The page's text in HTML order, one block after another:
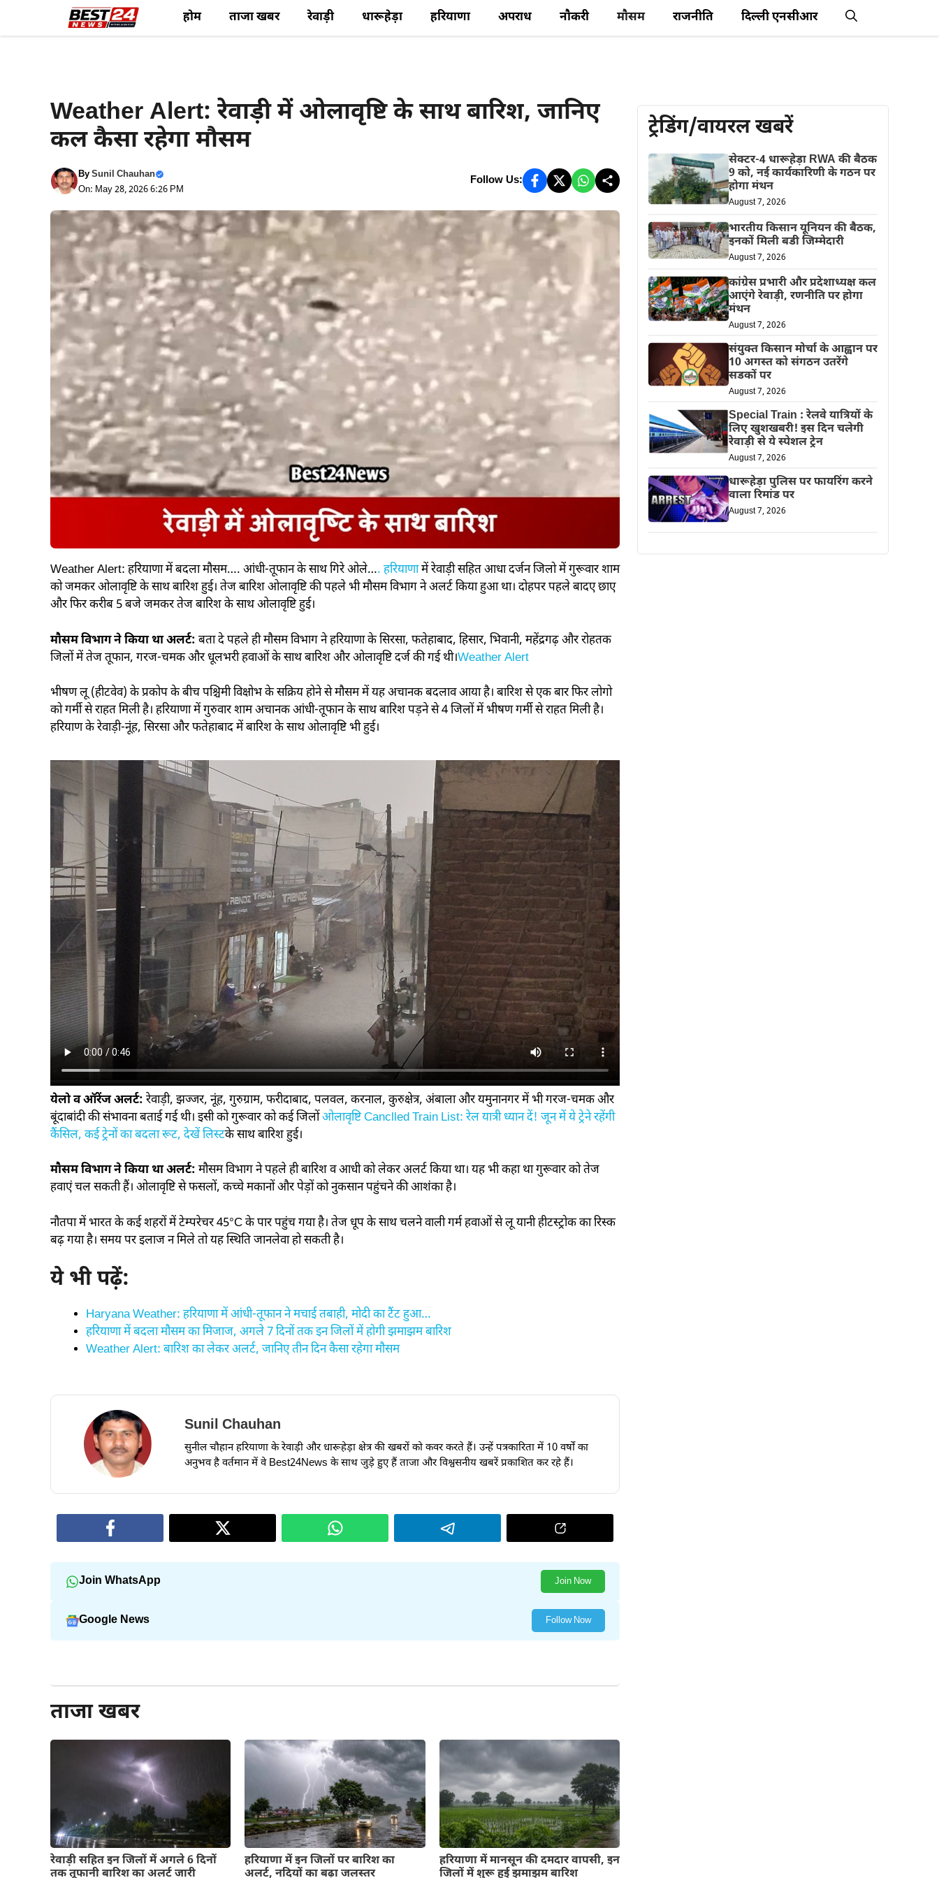
होम ताजा खबर रेवाड़ी धारूहेड़ा हरियाणा अपराध नौकरी मौसम राजनीति दिल्ली एनसीआर
Weather Alert: रेवाड़ी में ओलावृष्टि के साथ बारिश, जानिए
कल कैसा रहेगा मौसम
BySunil Chauhan
On: May 28, 2026 6:26 PM
Follow Us:
Weather Alert: हरियाणा में बदला मौसम…. आंधी-तूफान के साथ गिरे ओले…. हरियाणामें रेवाड़ी सहित आधा दर्जन जिलो में गुरूवार शाम
को जमकर ओलावृष्टि के साथ बारिश हुई। तेज बारिश ओलावृष्टि की पहले भी मौसम विभाग ने अलर्ट किया हुआ था। दोहपर पहले बादए छाए
और फिर करीब 5 बजे जमकर तेज बारिश के साथ ओलावृष्टि हुई।
मौसम विभाग ने किया था अलर्ट: बता दे पहले ही मौसम विभाग ने हरियाणा के सिरसा, फतेहाबाद, हिसार, भिवानी, महेंद्रगढ़ और रोहतक
जिलों में तेज तूफान, गरज-चमक और धूलभरी हवाओं के साथ बारिश और ओलावृष्टि दर्ज की गई थी।Weather Alert
भीषण लू (हीटवेव) के प्रकोप के बीच पश्चिमी विक्षोभ के सक्रिय होने से मौसम में यह अचानक बदलाव आया है। बारिश से एक बार फिर लोगो
को गर्मी से राहत मिली है। हरियाणा में गुरुवार शाम अचानक आंधी-तूफान के साथ बारिश पड़ने से 4 जिलों में भीषण गर्मी से राहत मिली है।
हरियाण के रेवाड़ी-नूंह, सिरसा और फतेहाबाद में बारिश के साथ ओलावृष्टि भी हुई।
येलो व ऑरेंज अलर्ट: रेवाड़ी, झज्जर, नूंह, गुरुग्राम, फरीदाबाद, पलवल, करनाल, कुरुक्षेत्र, अंबाला और यमुनानगर में भी गरज-चमक और
बूंदाबांदी की संभावना बताई गई थी। इसी को गुरूवार को कई जिलोंओलावृष्टिCanclled Train List: रेल यात्री ध्यान दें! जून में ये ट्रेने रहेंगी
कैंसिल, कई ट्रेनों का बदला रूट, देखें लिस्टके साथ बारिश हुई।
मौसम विभाग ने किया था अलर्ट: मौसम विभाग ने पहले ही बारिश व आधी को लेकर अलर्ट किया था। यह भी कहा था गुरूवार को तेज
हवाएं चल सकती हैं। ओलावृष्टि से फसलों, कच्चे मकानों और पेड़ों को नुकसान पहुंचने की आशंका है।
नौतपा में भारत के कई शहरों में टेम्परेचर 45°C के पार पहुंच गया है। तेज धूप के साथ चलने वाली गर्म हवाओं से लू यानी हीटस्ट्रोक का रिस्क
बढ़ गया है। समय पर इलाज न मिले तो यह स्थिति जानलेवा हो सकती है।
ये भी पढ़ें:
Haryana Weather: हरियाणा में आंधी-तूफान ने मचाई तबाही, मोदी का टैंट हुआ…
हरियाणा में बदला मौसम का मिजाज, अगले 7 दिनों तक इन जिलों में होगी झमाझम बारिश
Weather Alert: बारिश का लेकर अलर्ट, जानिए तीन दिन कैसा रहेगा मौसम
Sunil Chauhan
सुनील चौहान हरियाणा के रेवाड़ी और धारूहेड़ा क्षेत्र की खबरों को कवर करते हैं। उन्हें पत्रकारिता में 10 वर्षों का
अनुभव है वर्तमान में वे Best24News के साथ जुड़े हुए हैं ताजा और विश्वसनीय खबरें प्रकाशित कर रहे हैं।
Join WhatsApp Join Now
Google News Follow Now
ताजा खबर
रेवाड़ी सहित इन जिलों में अगले 6 दिनों
तक तूफानी बारिश का अलर्ट जारी
हरियाणा में इन जिलों पर बारिश का
अलर्ट, नदियों का बढ़ा जलस्तर
हरियाणा में मानसून की दमदार वापसी, इन
जिलों में शुरू हुई झमाझम बारिश
ट्रेडिंग/वायरल खबरें
सेक्टर-4 धारूहेड़ा RWA की बैठक
9 को, नई कार्यकारिणी के गठन पर
होगा मंथन
August 7, 2026
भारतीय किसान यूनियन की बैठक,
इनकों मिली बडी जिम्मेदारी
August 7, 2026
कांग्रेस प्रभारी और प्रदेशाध्यक्ष कल
आएंगे रेवाड़ी, रणनीति पर होगा
मंथन
August 7, 2026
संयुक्त किसान मोर्चा के आह्वान पर
10 अगस्त को संगठन उतरेंगे
सडकों पर
August 7, 2026
Special Train : रेलवे यात्रियों के
लिए खुशखबरी! इस दिन चलेगी
रेवाड़ी से ये स्पेशल ट्रेन
August 7, 2026
धारूहेड़ा पुलिस पर फायरिंग करने
वाला रिमांड पर
August 7, 2026